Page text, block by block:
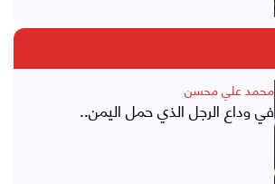
محمد علي محسن
في وداع الرجل الذي حمل اليمن..